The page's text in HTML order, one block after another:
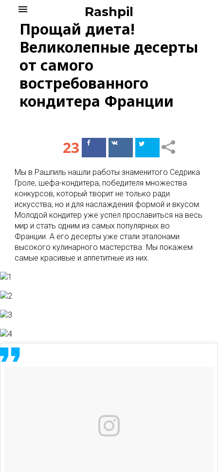
content
Rashpil
menu
Прощай диета!
Великолепные десерты
от самого
востребованного
кондитера Франции
23
ПоделитьсяПоделиться
Мы в Рашпиль нашли работы знаменитого Седрика
Гроле, шефа-кондитера, победителя множества
конкурсов, который творит не только ради
искусства, но и для наслаждения формой и вкусом.
Молодой кондитер уже успел прославиться на весь
мир и стать одним из самых популярных во
Франции. А его десерты уже стали эталонами
высокого кулинарного мастерства. Мы покажем
самые красивые и аппетитные из них.